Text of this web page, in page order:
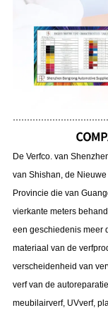
De Verfco. van
van Shishan, de
Provincie die van
vierkante meters
een geschiedenis meer
materiaal van de
verscheidenheid van
verf van de
meubilairverf, UVverf,